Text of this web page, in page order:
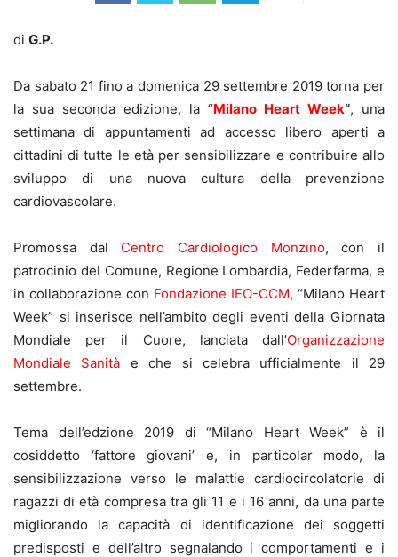
di G.P.
Da sabato 21 fino a domenica 29 settembre 2019 torna per
la sua seconda edizione, la “Milano Heart Week“, una
settimana di appuntamenti ad accesso libero aperti a
cittadini di tutte le età per sensibilizzare e contribuire allo
sviluppo di una nuova cultura della prevenzione
cardiovascolare.
Promossa dal Centro Cardiologico Monzino, con il
patrocinio del Comune, Regione Lombardia, Federfarma, e
in collaborazione con Fondazione IEO-CCM, “Milano Heart
Week” si inserisce nell’ambito degli eventi della Giornata
Mondiale per il Cuore, lanciata dall’Organizzazione
Mondiale Sanità e che si celebra ufficialmente il 29
settembre.
Tema dell’edzione 2019 di “Milano Heart Week” è il
cosiddetto ‘fattore giovani’ e, in particolar modo, la
sensibilizzazione verso le malattie cardiocircolatorie di
ragazzi di età compresa tra gli 11 e i 16 anni, da una parte
migliorando la capacità di identificazione dei soggetti
predisposti e dell’altro segnalando i comportamenti e i